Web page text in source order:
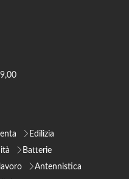
Edilizia
Batterie
Antennistica